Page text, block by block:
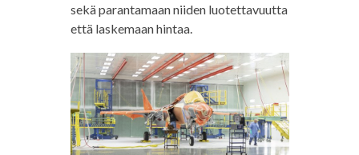
sekä parantamaan niiden luotettavuutta
että laskemaan hintaa.